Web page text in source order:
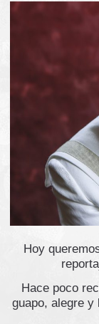
Hoy
Hace poco
guapo, alegre y